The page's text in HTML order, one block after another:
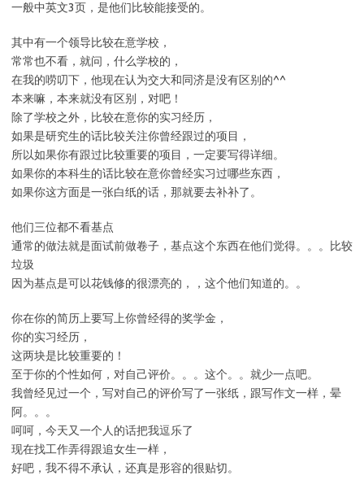
一般中英文3页，是他们比较能接受的。
其中有一个领导比较在意学校，
常常也不看，就问，什么学校的，
在我的唠叨下，他现在认为交大和同济是没有区别的^^
本来嘛，本来就没有区别，对吧！
除了学校之外，比较在意你的实习经历，
如果是研究生的话比较关注你曾经跟过的项目，
所以如果你有跟过比较重要的项目，一定要写得详细。
如果你的本科生的话比较在意你曾经实习过哪些东西，
如果你这方面是一张白纸的话，那就要去补补了。
他们三位都不看基点
通常的做法就是面试前做卷子，基点这个东西在他们觉得。。。比较
垃圾
因为基点是可以花钱修的很漂亮的，，这个他们知道的。。
你在你的简历上要写上你曾经得的奖学金，
你的实习经历，
这两块是比较重要的！
至于你的个性如何，对自己评价。。。这个。。就少一点吧。
我曾经见过一个，写对自己的评价写了一张纸，跟写作文一样，晕
阿。。。
呵呵，今天又一个人的话把我逗乐了
现在找工作弄得跟追女生一样，
好吧，我不得不承认，还真是形容的很贴切。